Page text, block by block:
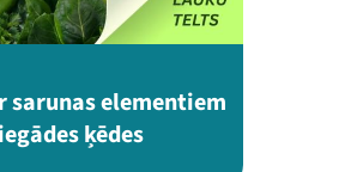
elementiem
ķēdes